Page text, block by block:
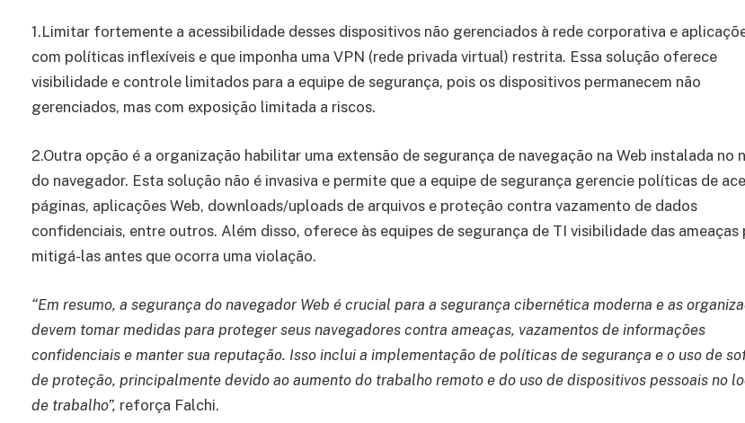
1.Limitar fortemente a acessibilidade desses dispositivos não gerenciados à rede corporativa e
com políticas inflexíveis e que imponha uma VPN (rede privada virtual) restrita. Essa solução oferece
visibilidade e controle limitados para a equipe de segurança, pois os dispositivos permanecem não
gerenciados, mas com exposição limitada a riscos.
2.Outra opção é a organização habilitar uma extensão de segurança de navegação na Web instalada no
do navegador. Esta solução não é invasiva e permite que a equipe de segurança gerencie políticas de
páginas, aplicações Web, downloads/uploads de arquivos e proteção contra vazamento de dados
confidenciais, entre outros. Além disso, oferece às equipes de segurança de TI visibilidade das ameaças
mitigá-las antes que ocorra uma violação.
“Em resumo, a segurança do navegador Web é crucial para a segurança cibernética moderna e as
devem tomar medidas para proteger seus navegadores contra ameaças, vazamentos de informações
confidenciais e manter sua reputação. Isso inclui a implementação de políticas de segurança e o uso de
de proteção, principalmente devido ao aumento do trabalho remoto e do uso de dispositivos pessoais no
de trabalho”, reforça Falchi.